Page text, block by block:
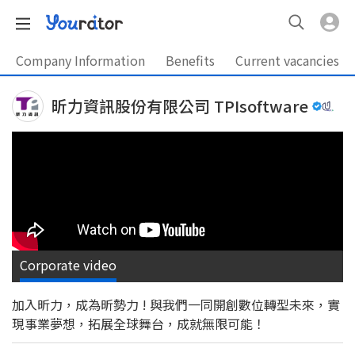
Company Information Benefits Current vacancies
昕力資訊股份有限公司 TPIsoftware
Corporate video
加入昕力，成為昕勢力 ! 與我們一同開創數位轉型未來，實
現事業夢想，拓展全球舞台，成就無限可能！